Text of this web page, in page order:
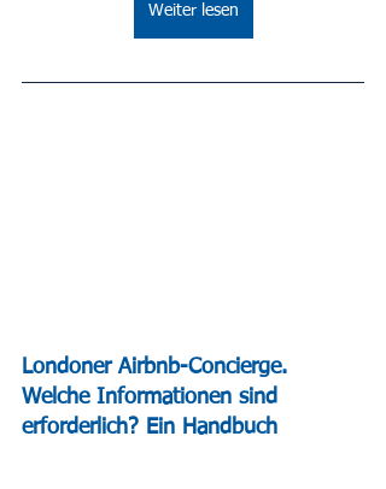
Weiter lesen
Londoner Airbnb-Concierge.
Welche Informationen sind
erforderlich? Ein Handbuch